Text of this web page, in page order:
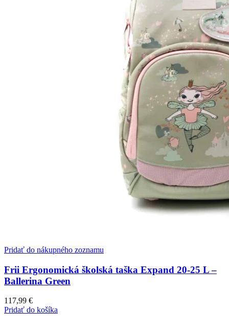
Pridať do nákupného zoznamu
Frii Ergonomická školská taška Expand 20-25 L –
Ballerina Green
117,99 €
Pridať do košíka